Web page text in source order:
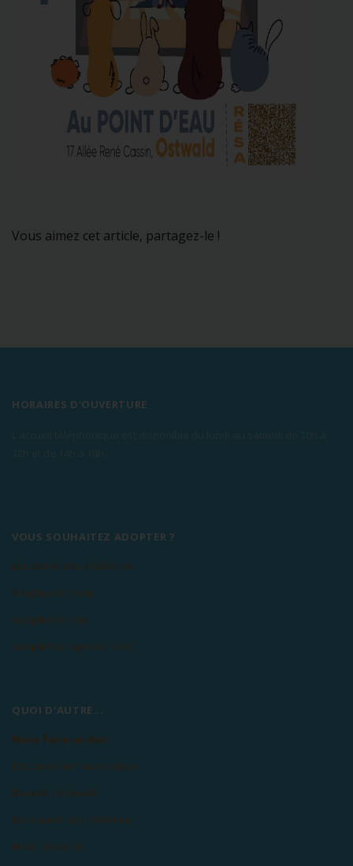
Vous aimez cet article, partagez-le !
HORAIRES D'OUVERTURE
VOUS SOUHAITEZ ADOPTER ?
Les conditions d'adoption
Adopter un chien
Adopter un chat
Adopter un lapin ou N.A.C
QUOI D'AUTRE...
Nous faire un don
L'actualité de l'association
Devenir bénévole
Découvrez nos mécènes
Nous contacter